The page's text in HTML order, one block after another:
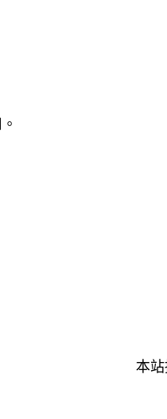
本